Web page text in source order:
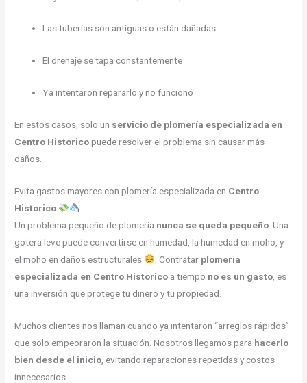
Las tuberías son antiguas o están dañadas
El drenaje se tapa constantemente
Ya intentaron repararlo y no funcionó
En estos casos, solo un servicio de plomería especializada en
Centro Historicopuede resolver el problema sin causar más
daños.
Evita gastos mayores con plomería especializada en Centro
Historico
Un problema pequeño de plomería nunca se queda pequeño . Una
gotera leve puede convertirse en humedad, la humedad en moho, y
el moho en daños estructurales
. Contratar plomería
especializada en Centro Historico a tiempo no es un gasto , es
una inversión que protege tu dinero y tu propiedad.
Muchos clientes nos llaman cuando ya intentaron “arreglos rápidos”
que solo empeoraron la situación. Nosotros llegamos para hacerlo
bien desde el inicio , evitando reparaciones repetidas y costos
innecesarios.